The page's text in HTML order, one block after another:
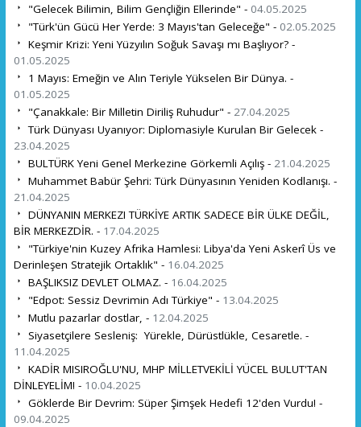
"Gelecek Bilimin, Bilim Gençliğin Ellerinde" - 04.05.2025
"Türk'ün Gücü Her Yerde: 3 Mayıs'tan Geleceğe" - 02.05.2025
Keşmir Krizi: Yeni Yüzyılın Soğuk Savaşı mı Başlıyor? -
01.05.2025
1 Mayıs: Emeğin ve Alın Teriyle Yükselen Bir Dünya. -
01.05.2025
"Çanakkale: Bir Milletin Diriliş Ruhudur" - 27.04.2025
Türk Dünyası Uyanıyor: Diplomasiyle Kurulan Bir Gelecek -
23.04.2025
BULTÜRK Yeni Genel Merkezine Görkemli Açılış - 21.04.2025
Muhammet Babür Şehri: Türk Dünyasının Yeniden Kodlanışı. -
21.04.2025
DÜNYANIN MERKEZI TÜRKİYE ARTIK SADECE BİR ÜLKE DEĞİL,
BİR MERKEZDİR. - 17.04.2025
"Türkiye'nin Kuzey Afrika Hamlesi: Libya'da Yeni Askerî Üs ve
Derinleşen Stratejik Ortaklık" - 16.04.2025
BAŞLIKSIZ DEVLET OLMAZ. - 16.04.2025
"Edpot: Sessiz Devrimin Adı Türkiye" - 13.04.2025
Mutlu pazarlar dostlar, - 12.04.2025
Siyasetçilere Sesleniş: Yürekle, Dürüstlükle, Cesaretle. -
11.04.2025
KADİR MISIROĞLU'NU, MHP MİLLETVEKİLİ YÜCEL BULUT'TAN
DİNLEYELİM! - 10.04.2025
Göklerde Bir Devrim: Süper Şimşek Hedefi 12'den Vurdu! -
09.04.2025